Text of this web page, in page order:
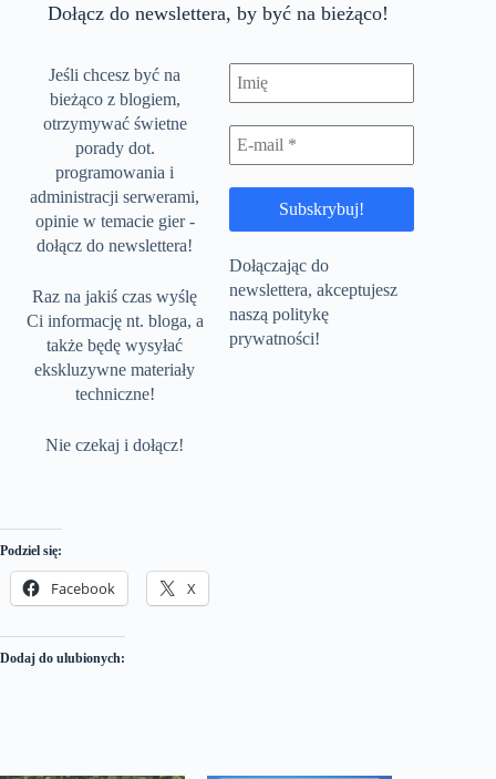
Dołącz do newslettera, by być na bieżąco!
Jeśli chcesz być na
bieżąco z blogiem,
otrzymywać świetne
porady dot.
programowania i
administracji serwerami,
opinie w temacie gier -
dołącz do newslettera!
Raz na jakiś czas wyślę
Ci informację nt. bloga, a
także będę wysyłać
ekskluzywne materiały
techniczne!
Nie czekaj i dołącz!
Dołączając do
newslettera, akceptujesz
naszą politykę
prywatności!
Podziel się:
Facebook X
Dodaj do ulubionych: